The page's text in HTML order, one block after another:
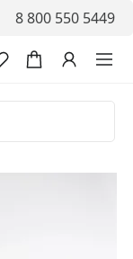
8 800 550 5449